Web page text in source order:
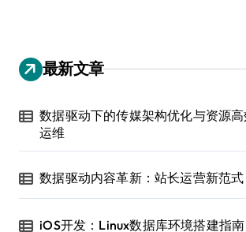
最新文章
数据驱动下的传媒架构优化与资源高
运维
数据驱动内容革新：站长运营新范式
iOS开发：Linux数据库环境搭建指南